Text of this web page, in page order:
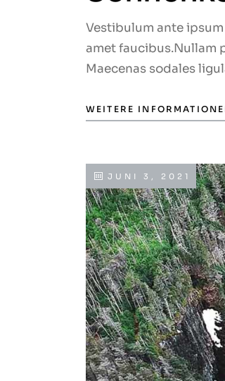
Vestibulum ante
amet faucibus.Nullam
Maecenas sodales
WEITERE
JUNI 3, 2021